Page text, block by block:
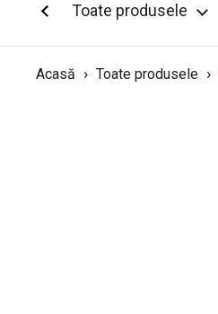
Toate produsele
Acasă › Toate produsele ›